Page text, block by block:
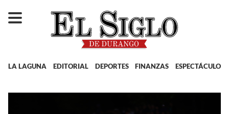
LA LAGUNA EDITORIAL DEPORTES FINANZAS ESPECTÁCULOS